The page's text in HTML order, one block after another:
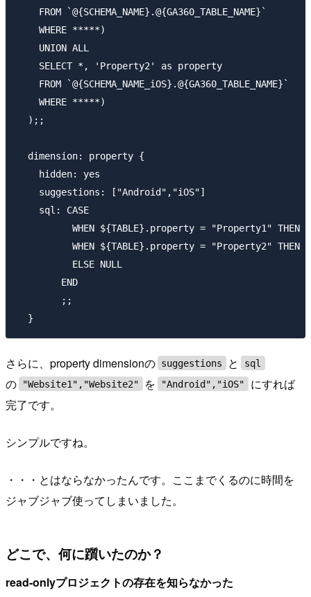
    FROM `@{SCHEMA_NAME}.@{GA360_TABLE_NAME}`
    WHERE *****)
    UNION ALL
    SELECT *, 'Property2' as property
    FROM `@{SCHEMA_NAME_iOS}.@{GA360_TABLE_NAME}`
    WHERE *****)
  );;
  dimension: property {
    hidden: yes
    suggestions: ["Android","iOS"]
    sql: CASE
WHEN ${TABLE}.property = "Property1" THEN
WHEN ${TABLE}.property = "Property2" THEN
          ELSE NULL
        END
        ;;
さらに、property dimensionの suggestions と sql
の "Website1","Website2" を "Android","iOS"
にすれば
完了です。
シンプルですね。
・・・とはならなかったんです。ここまでくるのに時間を
ジャブジャブ使ってしまいました。
どこで、何に躓いたのか？
read-onlyプロジェクトの存在を知らなかった